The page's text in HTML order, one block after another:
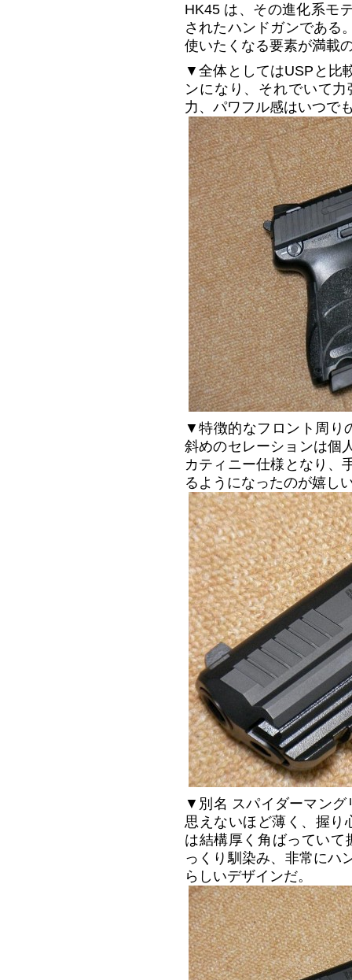
HK45 は、その進化系モ
されたハンドガンである
使いたくなる要素が満載
▼全体としてはUSPと比
ンになり、それでいて
力、パワフル感はいつで
▼特徴的なフロント周り
斜めのセレーションは個
カティニー仕様となり、
るようになったのが嬉し
▼別名 スパイダーマング
思えないほど薄く、握り
は結構厚く角ばっていて
っくり馴染み、非常にハ
らしいデザインだ。